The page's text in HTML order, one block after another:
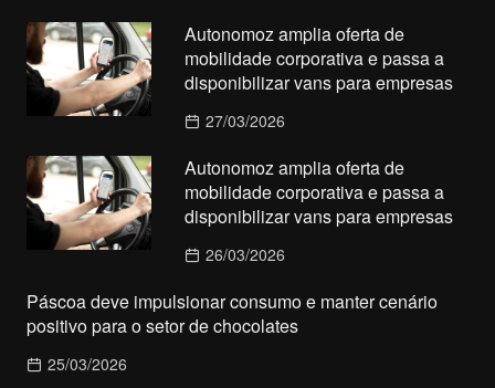
Autonomoz amplia oferta de
mobilidade corporativa e passa a
disponibilizar vans para empresas
27/03/2026
Autonomoz amplia oferta de
mobilidade corporativa e passa a
disponibilizar vans para empresas
26/03/2026
Páscoa deve impulsionar consumo e manter cenário
positivo para o setor de chocolates
25/03/2026